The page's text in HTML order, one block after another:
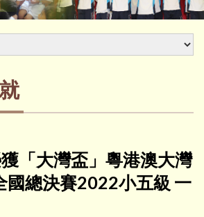
「大灣盃」粵港澳大灣
國總決賽2022小五級 一